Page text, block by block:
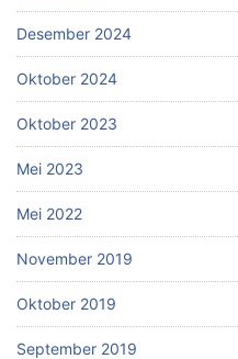
Desember 2024
Oktober 2024
Oktober 2023
Mei 2023
Mei 2022
November 2019
Oktober 2019
September 2019